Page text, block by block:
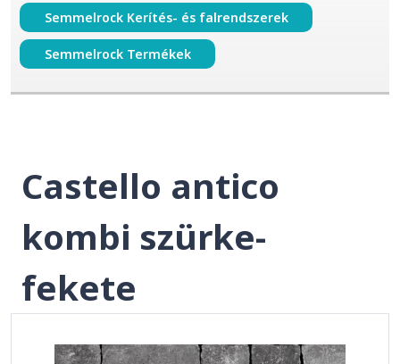
Semmelrock Kerítés- és falrendszerek
Semmelrock Termékek
Castello antico
kombi szürke-
fekete